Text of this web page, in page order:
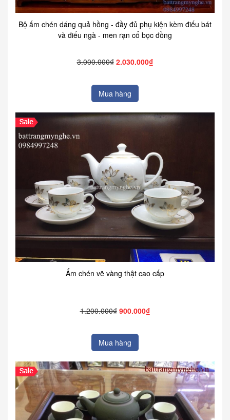
Bộ ấm chén dáng quả hồng - đầy đủ phụ kiện kèm điếu bát
và điếu ngà - men rạn cổ bọc đồng
3.000.000₫ 2.030.000₫
Mua hàng
Ấm chén vẽ vàng thật cao cấp
1.200.000₫ 900.000₫
Mua hàng